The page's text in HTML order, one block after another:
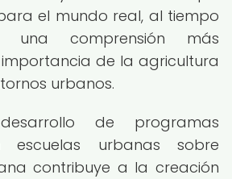
el mundo real, al tiempo
una comprensión más
de la agricultura
urbanos.
de programas
escuelas urbanas sobre
contribuye a la creación